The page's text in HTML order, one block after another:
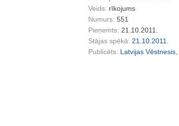
Veids: rīkojums
Numurs: 551
Pieņemts: 21.10.2011.
Stājas spēkā: 21.10.2011.
Publicēts: Latvijas Vēstnesis